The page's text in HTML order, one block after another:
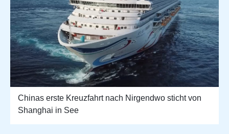
Chinas erste Kreuzfahrt nach Nirgendwo sticht von
Shanghai in See